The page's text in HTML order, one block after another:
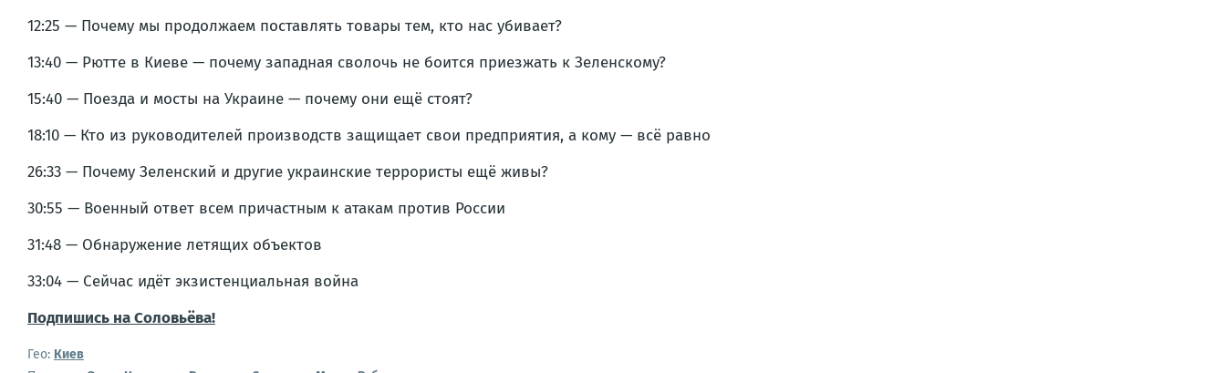
12:25 — Почему мы продолжаем поставлять товары тем, кто нас убивает?
13:40 — Рютте в Киеве — почему западная сволочь не боится приезжать к Зеленскому?
15:40 — Поезда и мосты на Украине — почему они ещё стоят?
18:10 — Кто из руководителей производств защищает свои предприятия, а кому — всё равно
26:33 — Почему Зеленский и другие украинские террористы ещё живы?
30:55 — Военный ответ всем причастным к атакам против России
31:48 — Обнаружение летящих объектов
33:04 — Сейчас идёт экзистенциальная война
Подпишись на Соловьёва!
Гео: Киев